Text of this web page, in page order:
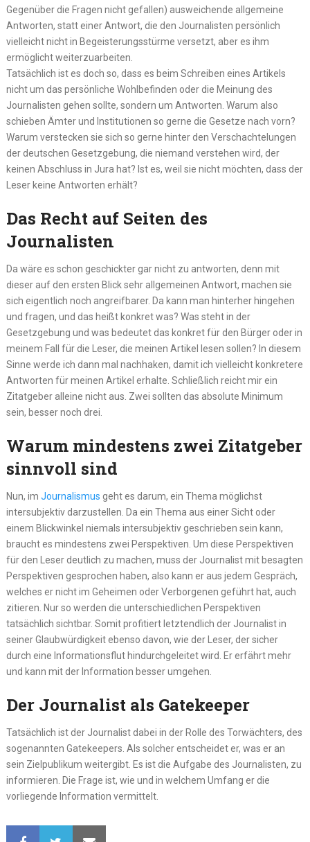
Gegenüber die Fragen nicht gefallen) ausweichende allgemeine
Antworten, statt einer Antwort, die den Journalisten persönlich
vielleicht nicht in Begeisterungsstürme versetzt, aber es ihm
ermöglicht weiterzuarbeiten.
Tatsächlich ist es doch so, dass es beim Schreiben eines Artikels
nicht um das persönliche Wohlbefinden oder die Meinung des
Journalisten gehen sollte, sondern um Antworten. Warum also
schieben Ämter und Institutionen so gerne die Gesetze nach vorn?
Warum verstecken sie sich so gerne hinter den Verschachtelungen
der deutschen Gesetzgebung, die niemand verstehen wird, der
keinen Abschluss in Jura hat? Ist es, weil sie nicht möchten, dass der
Leser keine Antworten erhält?
Das Recht auf Seiten des
Journalisten
Da wäre es schon geschickter gar nicht zu antworten, denn mit
dieser auf den ersten Blick sehr allgemeinen Antwort, machen sie
sich eigentlich noch angreifbarer. Da kann man hinterher hingehen
und fragen, und das heißt konkret was? Was steht in der
Gesetzgebung und was bedeutet das konkret für den Bürger oder in
meinem Fall für die Leser, die meinen Artikel lesen sollen? In diesem
Sinne werde ich dann mal nachhaken, damit ich vielleicht konkretere
Antworten für meinen Artikel erhalte. Schließlich reicht mir ein
Zitatgeber alleine nicht aus. Zwei sollten das absolute Minimum
sein, besser noch drei.
Warum mindestens zwei Zitatgeber
sinnvoll sind
Nun, im Journalismus geht es darum, ein Thema möglichst
intersubjektiv darzustellen. Da ein Thema aus einer Sicht oder
einem Blickwinkel niemals intersubjektiv geschrieben sein kann,
braucht es mindestens zwei Perspektiven. Um diese Perspektiven
für den Leser deutlich zu machen, muss der Journalist mit besagten
Perspektiven gesprochen haben, also kann er aus jedem Gespräch,
welches er nicht im Geheimen oder Verborgenen geführt hat, auch
zitieren. Nur so werden die unterschiedlichen Perspektiven
tatsächlich sichtbar. Somit profitiert letztendlich der Journalist in
seiner Glaubwürdigkeit ebenso davon, wie der Leser, der sicher
durch eine Informationsflut hindurchgeleitet wird. Er erfährt mehr
und kann mit der Information besser umgehen.
Der Journalist als Gatekeeper
Tatsächlich ist der Journalist dabei in der Rolle des Torwächters, des
sogenannten Gatekeepers. Als solcher entscheidet er, was er an
sein Zielpublikum weitergibt. Es ist die Aufgabe des Journalisten, zu
informieren. Die Frage ist, wie und in welchem Umfang er die
vorliegende Information vermittelt.